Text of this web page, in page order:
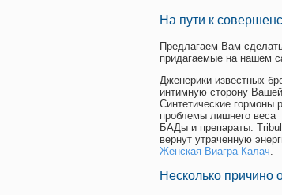
На пути к
Предлагаем Вам
придагаемые на нашем
Дженерики известных
интимную сторону
Синтетические гормоны
проблемы лишнего веса
БАДы и препараты:
вернут утраченную
Женская Виагра Калач.
Несколько причино